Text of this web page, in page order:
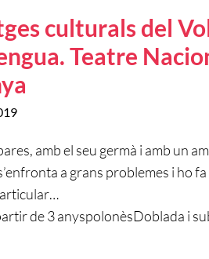
amb el seu germà i amb un
a grans problemes i ho
Doblada i
polonès
de 3 anys
culturals del
Teatre